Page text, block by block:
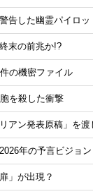
告した幽霊パイロッ
末の前兆か!?
の機密ファイル
を殺した衝撃
アン発表原稿」を渡
年の予言ビジョン
」が出現？